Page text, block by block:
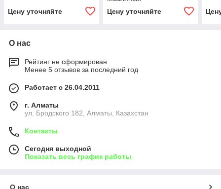
Цену уточняйте
Цену уточняйте
О нас
Рейтинг не сформирован
Менее 5 отзывов за последний год
Работает с 26.04.2011
г. Алматы
ул. Бродского 182, Алматы, Казахстан
Контакты
Сегодня выходной
Показать весь график работы
О нас